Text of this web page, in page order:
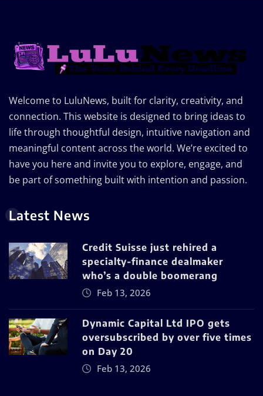
Welcome to LuluNews, built for clarity, creativity, and
connection. This website is designed to bring ideas to
life through thoughtful design, intuitive navigation and
meaningful content across the world. We’re excited to
have you here and invite you to explore, engage, and
be part of something built with intention and passion.
Latest News
Credit Suisse just rehired a
specialty-finance dealmaker
who’s a double boomerang
Feb 13, 2026
Dynamic Capital Ltd IPO gets
oversubscribed by over five times
on Day 20
Feb 13, 2026